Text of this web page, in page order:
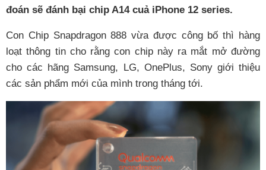
đoán sẽ đánh bại chip A14 cuả iPhone 12 series.
Con Chip Snapdragon 888 vừa được công bố thì hàng
loạt thông tin cho rằng con chip này ra mắt mở đường
cho các hãng Samsung, LG, OnePlus, Sony giới thiệu
các sản phẩm mới của mình trong tháng tới.